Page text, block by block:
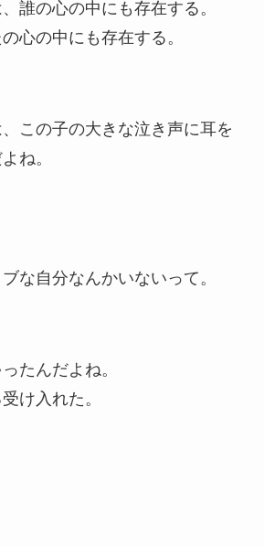
誰の心の中にも存在する。
心の中にも存在する。
この子の大きな泣き声に耳を
ね。
な自分なんかいないって。
たんだよね。
け入れた。